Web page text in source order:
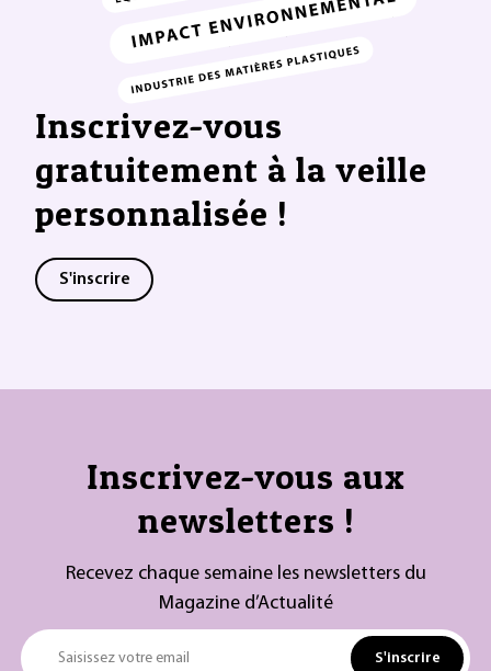
Inscrivez-vous
gratuitement à la veille
personnalisée !
S'inscrire
Inscrivez-vous aux
newsletters !
Recevez chaque semaine les newsletters du
Magazine d’Actualité
Saisissez votre email S'inscrire